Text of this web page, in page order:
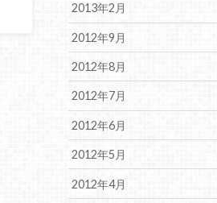
2013年2月
2012年9月
2012年8月
2012年7月
2012年6月
2012年5月
2012年4月